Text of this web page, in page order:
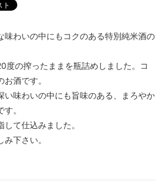
味わいの中にもコクのある特別純米酒の
度の搾ったままを瓶詰めしました。コ
酒です。
い味わいの中にも旨味のある、まろやか
。
て仕込みました。
下さい。